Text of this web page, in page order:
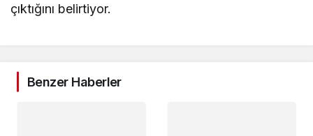
çıktığını belirtiyor.
Benzer Haberler